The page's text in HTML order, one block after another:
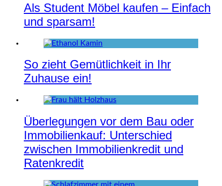
Als Student Möbel kaufen – Einfach
und sparsam!
So zieht Gemütlichkeit in Ihr
Zuhause ein!
Überlegungen vor dem Bau oder
Immobilienkauf: Unterschied
zwischen Immobilienkredit und
Ratenkredit